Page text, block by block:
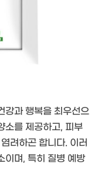
강과 행복을 최우선으
소를 제공하고, 피부
려하곤 합니다. 이러
이며, 특히 질병 예방